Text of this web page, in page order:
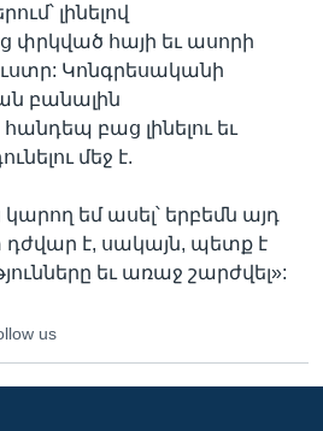
լինելով
փրկված հայի եւ ասորի
Կոնգրեսականի
բանալին
բաց լինելու եւ
մեջ է.
եմ ասել՝ երբեմն այդ
դժվար է, սակայն, պետք է
եւ առաջ շարժվել»:
us